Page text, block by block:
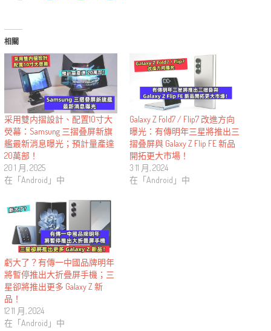
相關
采用雙内摺設計、配置10寸大
熒幕：Samsung 三摺叠屏新旗
艦最新消息曝光；預計量產達
20萬部！
20 1 月, 2025
在「Android」中
Galaxy Z Fold7 / Flip7 改進方向
曝光：有傳明年三星將推出三
摺叠屏與 Galaxy Z Flip FE 新品
開拓更大市場！
3 11 月, 2024
在「Android」中
虧大了？有傳一中國品牌明年
將暫停推出大折疊屏手機；三
星卻將推出更多 Galaxy Z 新
品！
12 11 月, 2024
在「Android」中